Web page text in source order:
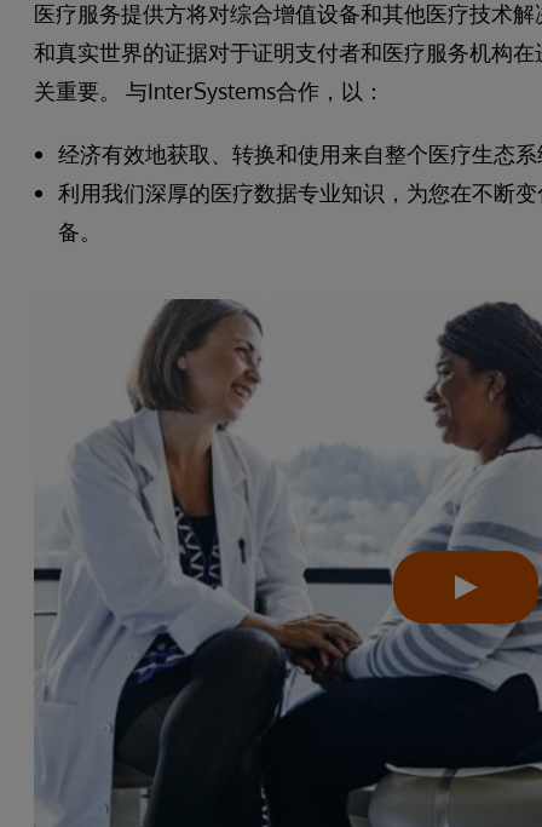
医疗服务提供方将对综合增值设备和其他医疗技术
和真实世界的证据对于证明支付者和医疗服务机构
关重要。 与InterSystems合作，以：
经济有效地获取、转换和使用来自整个医疗生态
利用我们深厚的医疗数据专业知识，为您在不断
备。